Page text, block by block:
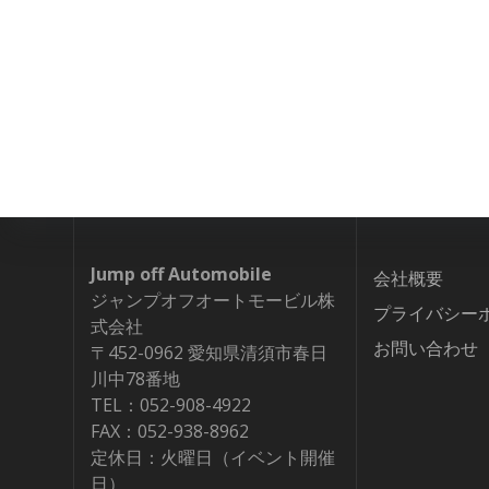
Jump off Automobile
ジャンプオフオートモービル株
式会社
〒452-0962 愛知県清須市春日
川中78番地
TEL：052-908-4922
FAX：052-938-8962
定休日：火曜日（イベント開催
日）
会社概要
プライバシー
お問い合わせ